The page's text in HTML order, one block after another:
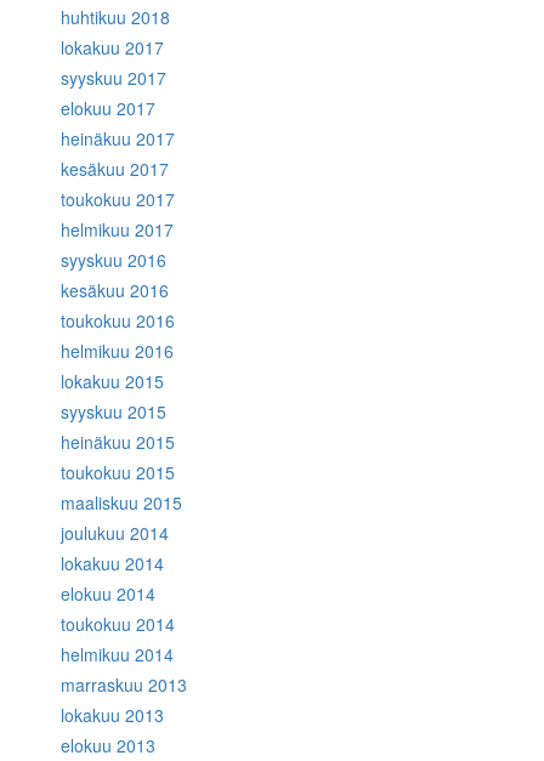
huhtikuu 2018
lokakuu 2017
syyskuu 2017
elokuu 2017
heinäkuu 2017
kesäkuu 2017
toukokuu 2017
helmikuu 2017
syyskuu 2016
kesäkuu 2016
toukokuu 2016
helmikuu 2016
lokakuu 2015
syyskuu 2015
heinäkuu 2015
toukokuu 2015
maaliskuu 2015
joulukuu 2014
lokakuu 2014
elokuu 2014
toukokuu 2014
helmikuu 2014
marraskuu 2013
lokakuu 2013
elokuu 2013